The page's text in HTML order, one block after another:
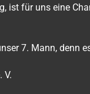
ist für uns eine
7. Mann, denn
V.